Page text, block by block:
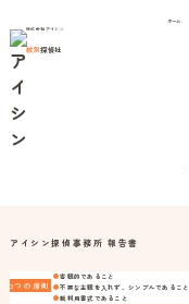
株式会社アイシン
紋別探偵社
ホーム
アイシン探偵事務所 報告書
3つの原則
●客観的であること
●不要な主観を入れず、シンプルであること
●裁判用書式であること